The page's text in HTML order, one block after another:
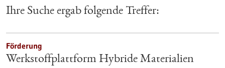
Ihre Suche ergab folgende Treffer:
Förderung
Werkstoffplattform Hybride Materialien